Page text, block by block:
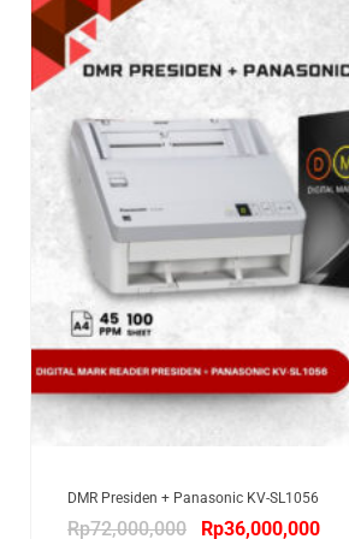
DMR Presiden + Panasonic KV-SL1056
Rp72,000,000 Rp36,000,000